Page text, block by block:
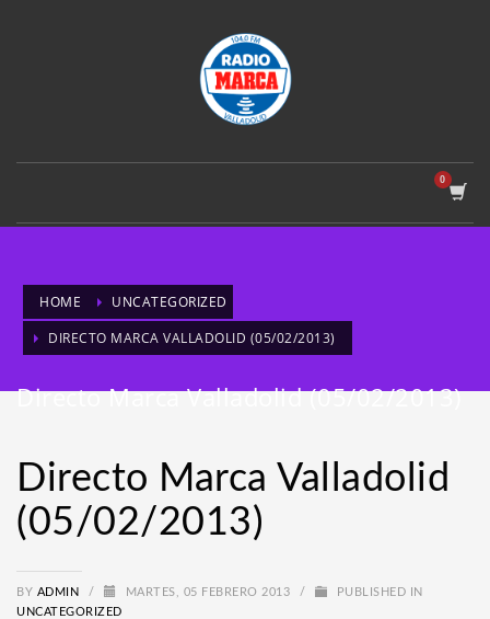
HOME
UNCATEGORIZED
DIRECTO MARCA VALLADOLID (05/02/2013)
Directo Marca Valladolid (05/02/2013)
Directo Marca Valladolid
(05/02/2013)
BY ADMIN / MARTES, 05 FEBRERO 2013 /
PUBLISHED IN
UNCATEGORIZED